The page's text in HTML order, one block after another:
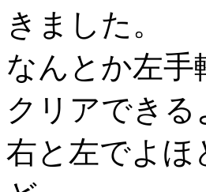
きました。
なんとか左
クリアでき
右と左でよほ